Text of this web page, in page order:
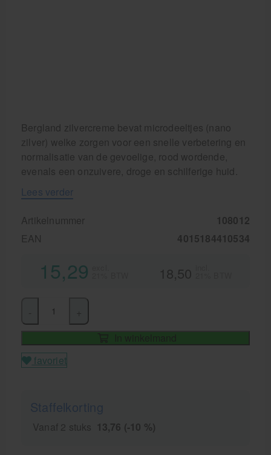
Bergland zilvercreme bevat microdeeltjes (nano
zilver) welke zorgen voor een snelle verbetering en
normalisatie van de gevoelige, rood wordende,
evenals een onzuivere, droge en schilferige huid.
Lees verder
Artikelnummer
108012
EAN
4015184410534
15,29 18,50
In winkelmand
favoriet
Staffelkorting
Vanaf 2 stuks 13,76 (-10 %)